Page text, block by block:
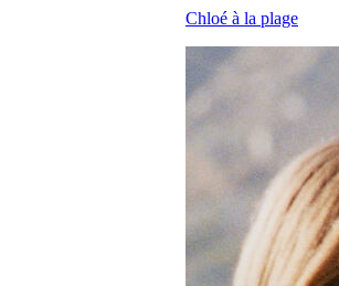
Chloé à la plage